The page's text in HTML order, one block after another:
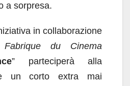
a sorpresa.
in collaborazione
Fabrique du Cinema
” parteciperà alla
un corto extra mai